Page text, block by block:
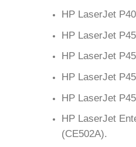
HP LaserJet
HP LaserJet
HP LaserJet
HP LaserJet
HP LaserJet
HP LaserJet
(CE502A).